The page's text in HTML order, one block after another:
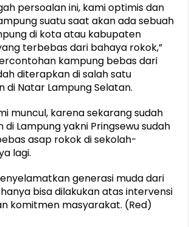
persoalan ini, kami optimis dan
suatu saat akan ada sebuah
di kota atau kabupaten
terbebas dari bahaya rokok,”
kampung bebas dari
diterapkan di salah satu
di Natar Lampung Selatan.
muncul, karena sekarang sudah
Lampung yakni Pringsewu sudah
asap rokok di sekolah-
lagi.
generasi muda dari
bisa dilakukan atas intervensi
komitmen masyarakat. (Red)